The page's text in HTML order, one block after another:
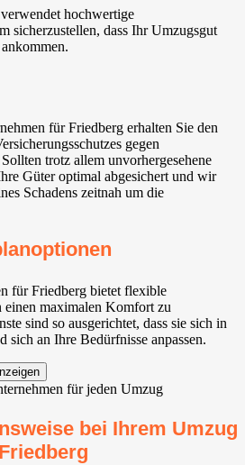
hochwertige
sicherzustellen, dass Ihr Umzugsgut
für Friedberg erhalten Sie den
gegen
trotz allem unvorhergesehene
Güter optimal abgesichert und wir
Schadens zeitnah um die
für Friedberg bietet flexible
einen maximalen Komfort zu
sind so ausgerichtet, dass sie sich in
sich an Ihre Bedürfnisse anpassen.
bei Ihrem Umzug
Friedberg